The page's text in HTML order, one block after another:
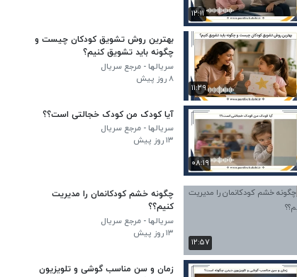
۱۲:۱۱
۱۱:۲۹
بهترین روش تشویق کودکان چیست و
چگونه باید تشویق کنیم؟
سریالها - مرجع سریال
۸ روز پیش
۰۸:۱۹
آیا کودک من کودک خجالتی است؟؟
سریالها - مرجع سریال
۱۳ روز پیش
۱۲:۵۷
چگونه خشم کودکانمان را مدیریت
کنیم؟؟
سریالها - مرجع سریال
۱۳ روز پیش
زمان و سن مناسب گوشی و تلویزیون